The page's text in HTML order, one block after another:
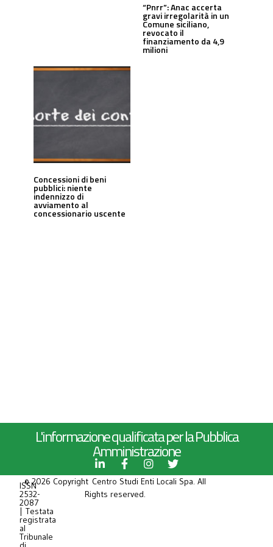
“Pnrr”: Anac accerta
gravi irregolarità in un
Comune siciliano,
revocato il
finanziamento da 4,9
milioni
Concessioni di beni
pubblici: niente
indennizzo di
avviamento al
concessionario uscente
L'informazione qualificata per la Pubblica
Amministrazione
ISSN
2532-
2087
| Testata
registrata
al
Tribunale
© 2026 Copyright Centro Studi Enti Locali Spa. All
Rights reserved.